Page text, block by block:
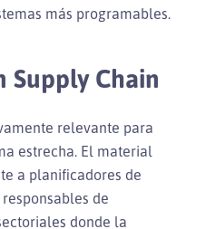
más programables.
Supply Chain
relevante para
estrecha. El material
a planificadores de
de
donde la